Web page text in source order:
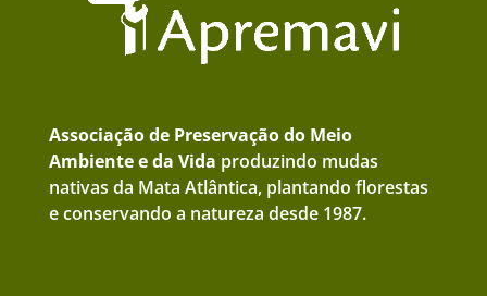
Associação de Preservação do Meio
Ambiente e da Vida produzindo mudas
nativas da Mata Atlântica, plantando florestas
e conservando a natureza desde 1987.